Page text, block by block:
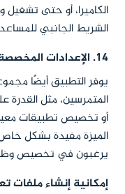
الكاميرا، أو حتى
الشريط الجانبي
14. الإعدادات
يوفر التطبيق أيضًا
المتمرسين، مثل القدرة
أو تخصيص تطبيقات
الميزة مفيدة بشكل
يرغبون في تخصيص
إمكانية إنشاء